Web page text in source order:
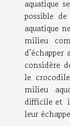
aquatique
possible
aquatique
milieu
considère
le
milieu
difficile et
leur